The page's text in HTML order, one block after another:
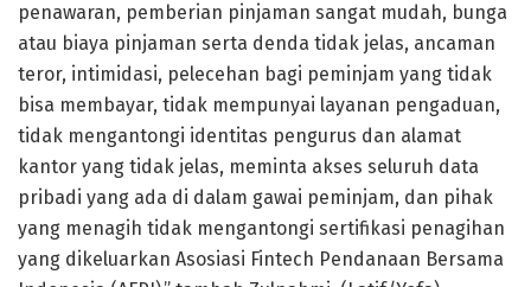
penawaran, pemberian pinjaman sangat mudah, bunga
atau biaya pinjaman serta denda tidak jelas, ancaman
teror, intimidasi, pelecehan bagi peminjam yang tidak
bisa membayar, tidak mempunyai layanan pengaduan,
tidak mengantongi identitas pengurus dan alamat
kantor yang tidak jelas, meminta akses seluruh data
pribadi yang ada di dalam gawai peminjam, dan pihak
yang menagih tidak mengantongi sertifikasi penagihan
yang dikeluarkan Asosiasi Fintech Pendanaan Bersama